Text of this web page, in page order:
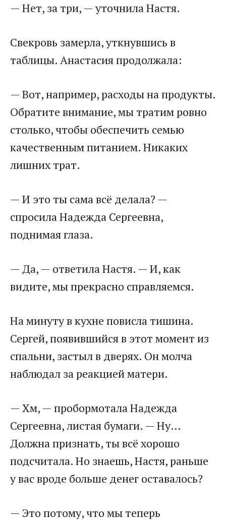
— Нет, за три, — уточнила Настя.
Свекровь замерла, уткнувшись в
таблицы. Анастасия продолжала:
— Вот, например, расходы на продукты.
Обратите внимание, мы тратим ровно
столько, чтобы обеспечить семью
качественным питанием. Никаких
лишних трат.
— И это ты сама всё делала? —
спросила Надежда Сергеевна,
поднимая глаза.
— Да, — ответила Настя. — И, как
видите, мы прекрасно справляемся.
На минуту в кухне повисла тишина.
Сергей, появившийся в этот момент из
спальни, застыл в дверях. Он молча
наблюдал за реакцией матери.
— Хм, — пробормотала Надежда
Сергеевна, листая бумаги. — Ну…
Должна признать, ты всё хорошо
подсчитала. Но знаешь, Настя, раньше
у вас вроде больше денег оставалось?
— Это потому, что мы теперь